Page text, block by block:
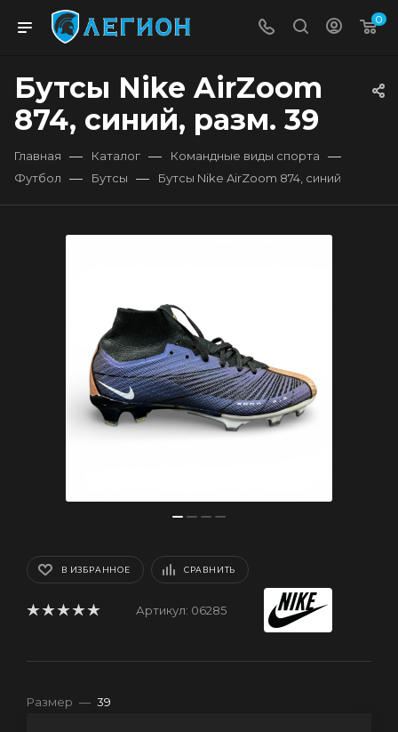
0
Бутсы Nike AirZoom
874, синий, разм. 39
Главная — Каталог — Командные виды спорта —
Футбол — Бутсы — Бутсы Nike AirZoom 874, синий
В ИЗБРАННОЕ СРАВНИТЬ
Артикул: 06285
Размер — 39